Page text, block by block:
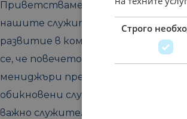
Приветстваме желанието на
нашите служители за кариерно
развитие в компанията. Гордеем
се, че повечето от нашите
мениджъри преди това са били
обикновени служители. За нас е
важно служителите да виждат
Строго